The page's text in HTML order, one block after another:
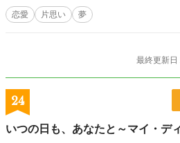
恋愛 片思い 夢
最終更新
24
いつの日も、あなたと～マイ・デ